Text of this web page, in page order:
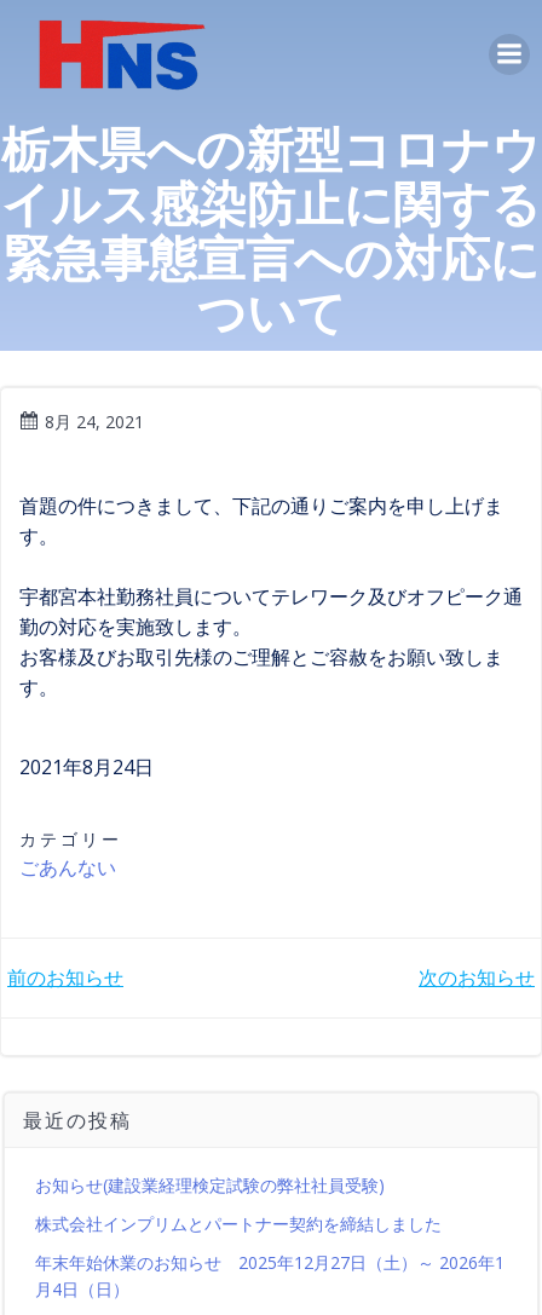
ツ
へ
ス
キ
ッ
プ
栃木県への新型コロナウ
イルス感染防止に関する
緊急事態宣言への対応に
ついて
8月 24, 2021
首題の件につきまして、下記の通りご案内を申し上げま
す。
宇都宮本社勤務社員についてテレワーク及びオフピーク通
勤の対応を実施致します。
お客様及びお取引先様のご理解とご容赦をお願い致しま
す。
2021年8月24日
カテゴリー
ごあんない
Post
前のお知らせ 次のお知らせ
最近の投稿
お知らせ(建設業経理検定試験の弊社社員受験)
株式会社インプリムとパートナー契約を締結しました
年末年始休業のお知らせ 2025年12月27日（土）～ 2026年1
月4日（日）